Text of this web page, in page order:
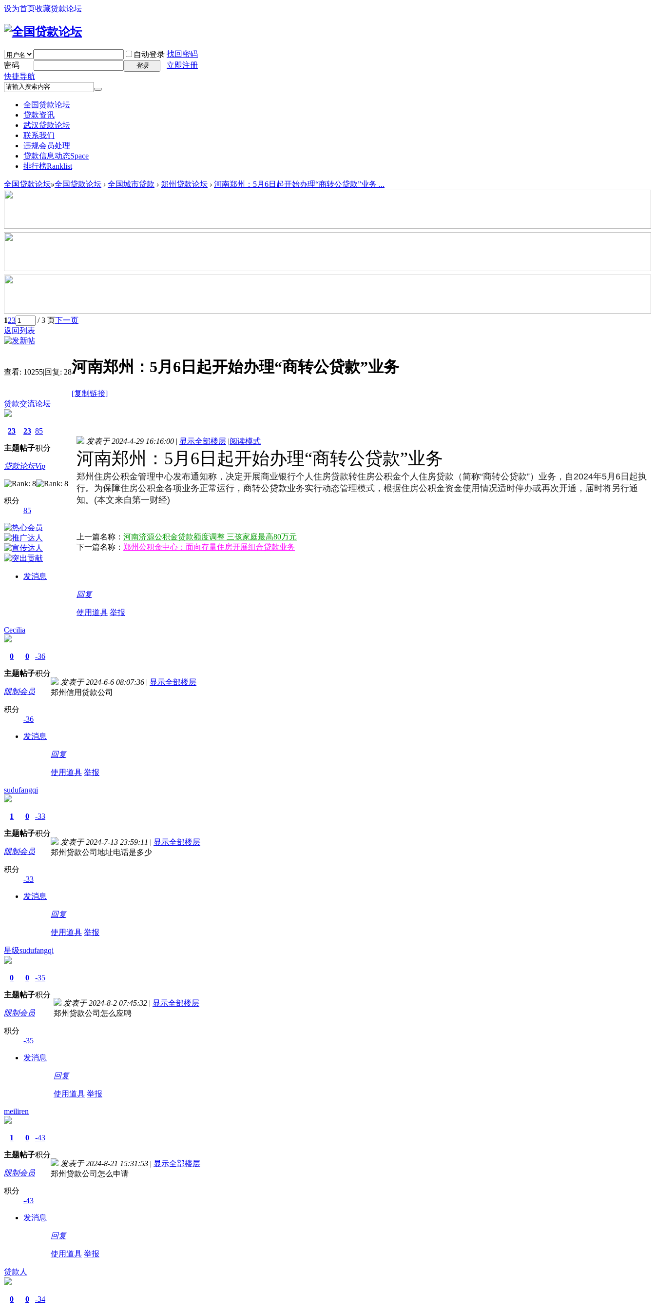
设为首页收藏贷款论坛
自动登录 找回密码
密码
登录
立即注册
快捷导航
全国贷款论坛
贷款资讯
武汉贷款论坛
联系我们
违规会员处理
贷款信息动态Space
排行榜Ranklist
全国贷款论坛»全国贷款论坛 › 全国城市贷款 › 郑州贷款论坛 › 河南郑州：5月6日起开始办理“商转公贷款”业务 ...
123 / 3 页下一页
返回列表
查看: 10255|回复: 28河南郑州：5月6日起开始办理“商转公贷款”业务
[复制链接]
贷款交流论坛
23
主题
23
帖子
85
积分
贷款论坛Vip
积分
85
发消息
发表于 2024-4-29 16:16:00 | 显示全部楼层 |阅读模式
河南郑州：5月6日起开始办理“商转公贷款”业务
郑州住房公积金管理中心发布通知称，决定开展商业银行个人住房贷款转住房公积金个人住房贷款（简称“商转公贷款”）业务，自2024年5月6日起执
行。为保障住房公积金各项业务正常运行，商转公贷款业务实行动态管理模式，根据住房公积金资金使用情况适时停办或再次开通，届时将另行通
知。(本文来自第一财经)
上一篇名称： 河南济源公积金贷款额度调整 三孩家庭最高80万元
下一篇名称： 郑州公积金中心：面向存量住房开展组合贷款业务
回复
使用道具 举报
Cecilia
0
主题
0
帖子
-36
积分
限制会员
积分
-36
发消息
发表于 2024-6-6 08:07:36 | 显示全部楼层
郑州信用贷款公司
回复
使用道具 举报
sudufangqi
1
主题
0
帖子
-33
积分
限制会员
积分
-33
发消息
发表于 2024-7-13 23:59:11 | 显示全部楼层
郑州贷款公司地址电话是多少
回复
使用道具 举报
星级sudufangqi
0
主题
0
帖子
-35
积分
限制会员
积分
-35
发消息
发表于 2024-8-2 07:45:32 | 显示全部楼层
郑州贷款公司怎么应聘
回复
使用道具 举报
meiliren
1
主题
0
帖子
-43
积分
限制会员
积分
-43
发消息
发表于 2024-8-21 15:31:53 | 显示全部楼层
郑州贷款公司怎么申请
回复
使用道具 举报
贷款人
0 0 -34